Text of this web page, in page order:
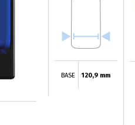
BASE 120,9 mm